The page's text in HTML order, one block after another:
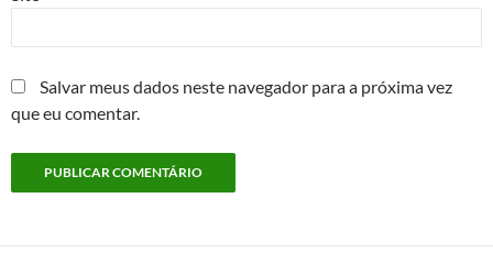
Salvar meus dados neste navegador para a próxima vez
que eu comentar.